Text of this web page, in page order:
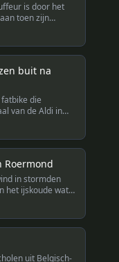
is door het
toen zijn
raakte bij het
kom van
buit na
die
van de Aldi in
verloren
op een rotonde.
Roermond
in stormden
het ijskoude water
traditionele
uit Belgisch-